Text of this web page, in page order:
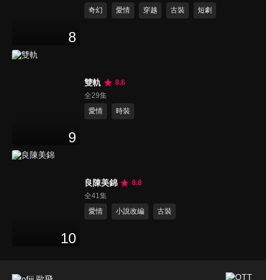
8
奇幻
愛情 穿越 古裝 短劇
9
雙軌
8.6
全29集
愛情
時裝
10
良陳美錦
8.8
全41集
愛情
小說改編 古裝